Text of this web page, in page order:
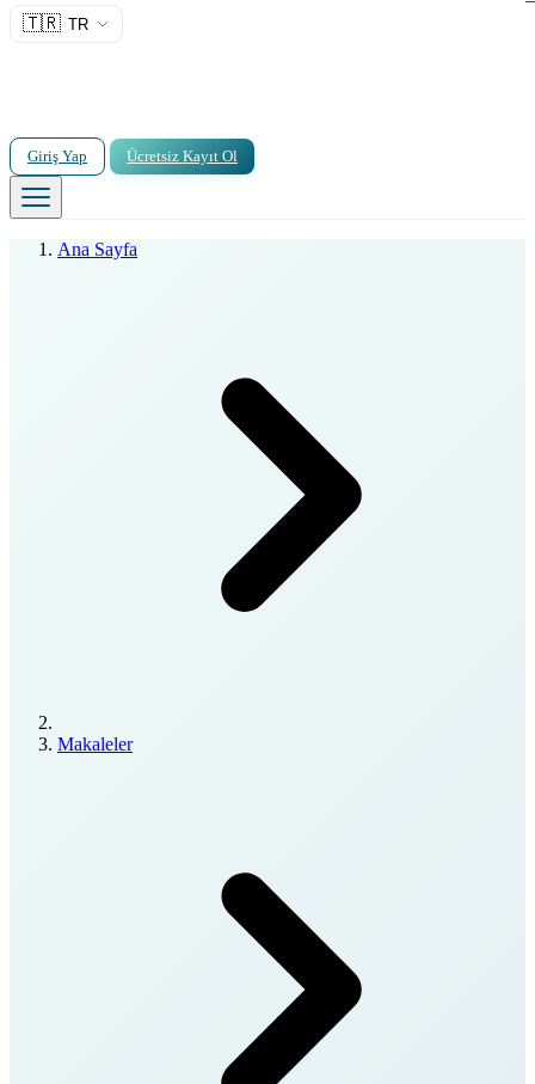
🇹🇷 TR
Giriş Yap Ücretsiz Kayıt Ol
Ana Sayfa
Makaleler